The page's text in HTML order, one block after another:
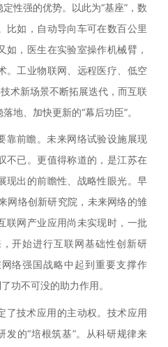
性强的优势。以此为“基座”，数
比如，自动导向车可在数百公里
，医生在实验室操作机械臂，
。工业物联网、远程医疗、低空
术新场景不断拓展迭代，而互联
地、加快更新的“幕后功臣”。
靠前瞻。未来网络试验设施展现
不已。更值得称道的，是江苏在
现出的前瞻性、战略性眼光。早
网络创新研究院，未来网络的雏
联网产业应用尚未实现时，一批
开始进行互联网基础性创新研
络强国战略中起到重要支撑作
功不可没的助力作用。
了技术应用的主动权。技术应用
发的“培根筑基”。从科研规律来